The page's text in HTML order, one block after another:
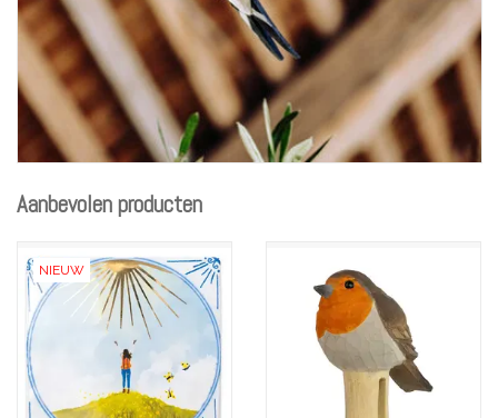
Aanbevolen producten
NIEUW